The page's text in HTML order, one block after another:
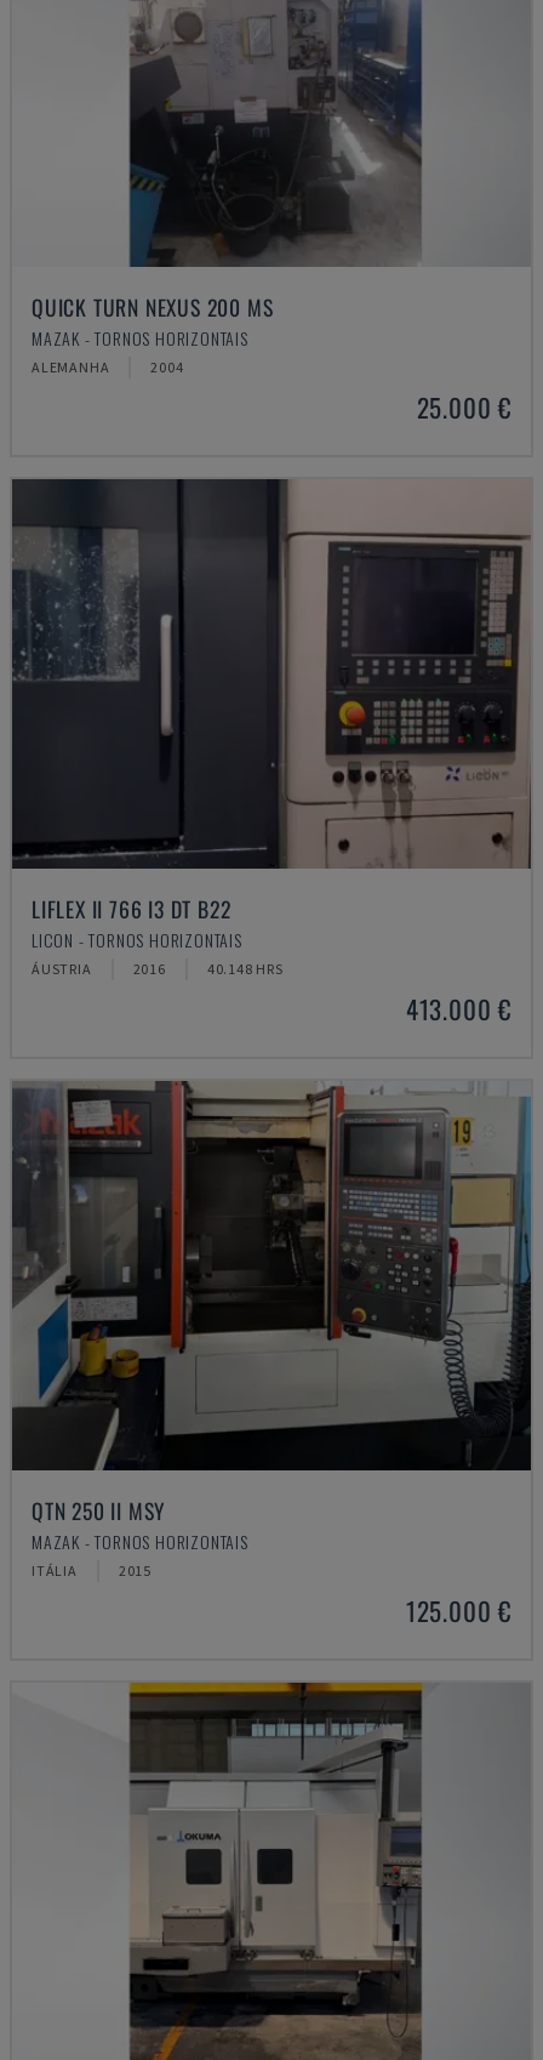
QUICK TURN NEXUS 200 MS
MAZAK - TORNOS HORIZONTAIS
ALEMANHA 2004
25.000 €
LIFLEX II 766 I3 DT B22
LICON - TORNOS HORIZONTAIS
ÁUSTRIA 2016 40.148 HRS
413.000 €
QTN 250 II MSY
MAZAK - TORNOS HORIZONTAIS
ITÁLIA 2015
125.000 €